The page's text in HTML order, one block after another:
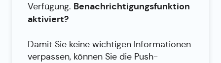
Verfügung. Benachrichtigungsfunktion
aktiviert?
Damit Sie keine wichtigen Informationen
verpassen, können Sie die Push-